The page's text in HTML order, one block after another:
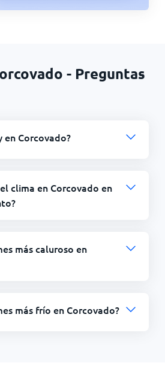
- Preguntas
en Corcovado?
clima en Corcovado en
más caluroso en
más frío en Corcovado?